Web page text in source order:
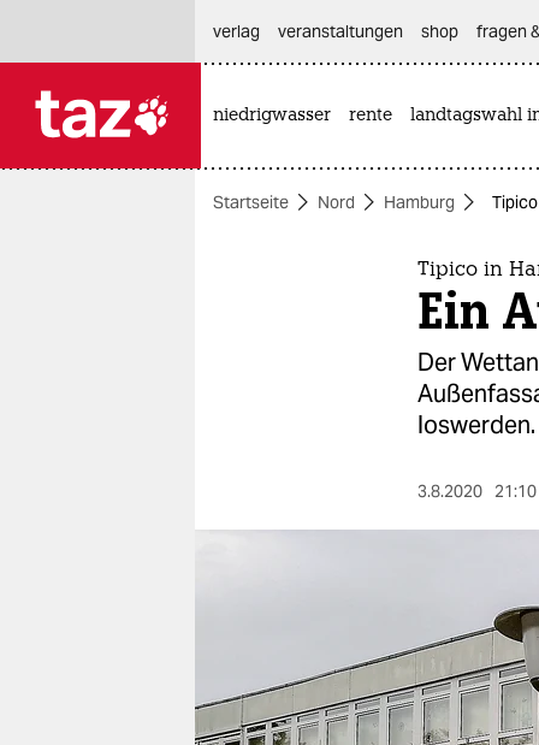
themen
verlag
verlag
veranstaltungen shop fragen
niedrigwasser rente landtagswahl
Startseite Nord Hamburg
Tipico in
Ein
Der
loswerden.
3.8.2020